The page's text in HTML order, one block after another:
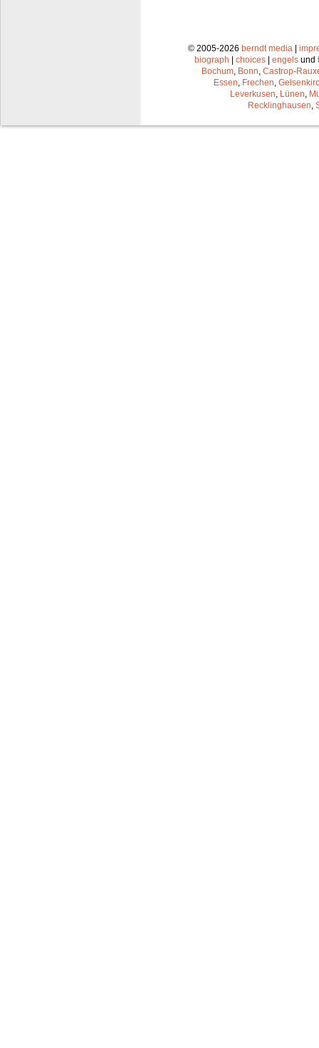
© 2005-2026 berndt media |
biograph | choices | engels und
Bochum Bonn Castrop-
Essen Frechen
Leverkusen Lünen
Recklinghausen